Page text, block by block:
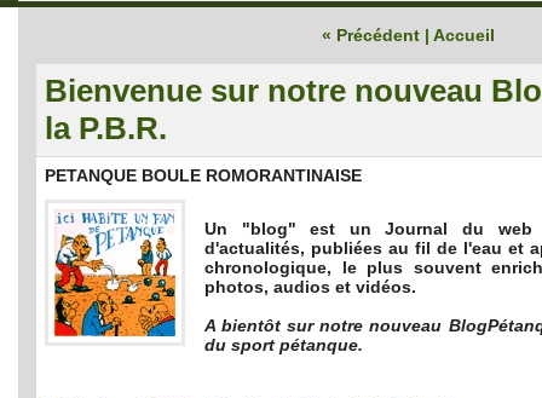
« Précédent |Accueil
Bienvenue sur notre nouveau
la P.B.R.
PETANQUE BOULE ROMORANTINAISE
Un "blog" est un Journal du web
d'actualités, publiées au fil de l'eau et
chronologique, le plus souvent
photos, audios et vidéos.
A bientôt sur notre nouveau
du sport pétanque.